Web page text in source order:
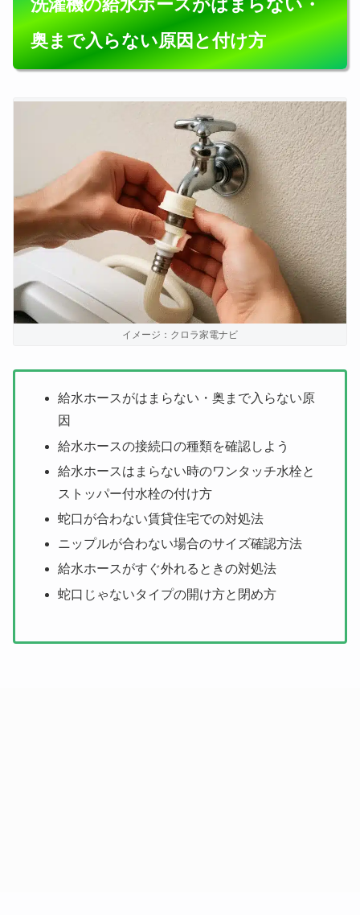
洗濯機の給水ホースがはまらない・
奥まで入らない原因と付け方
イメージ：クロラ家電ナビ
給水ホースがはまらない・奥まで入らない原
因
給水ホースの接続口の種類を確認しよう
給水ホースはまらない時のワンタッチ水栓と
ストッパー付水栓の付け方
蛇口が合わない賃貸住宅での対処法
ニップルが合わない場合のサイズ確認方法
給水ホースがすぐ外れるときの対処法
蛇口じゃないタイプの開け方と閉め方